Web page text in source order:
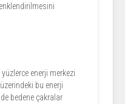
enerji merkezi
bu enerji
bedene çakralar